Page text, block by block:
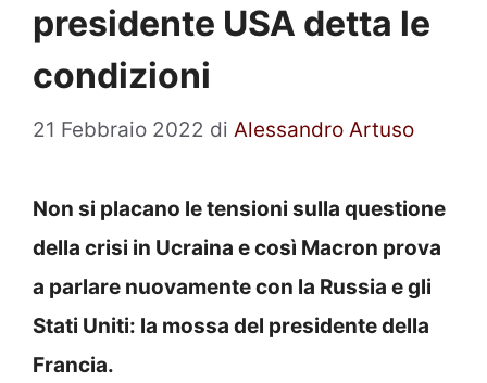
presidente USA detta le
condizioni
21 Febbraio 2022 di Alessandro Artuso
Non si placano le tensioni sulla questione
della crisi in Ucraina e così Macron prova
a parlare nuovamente con la Russia e gli
Stati Uniti: la mossa del presidente della
Francia.